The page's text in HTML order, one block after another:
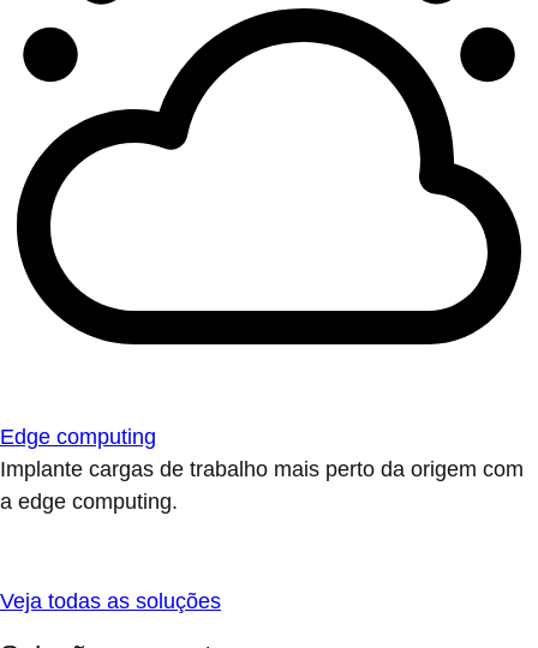
Edge computing
Implante cargas de trabalho mais perto da origem com
a edge computing.
Veja todas as soluções